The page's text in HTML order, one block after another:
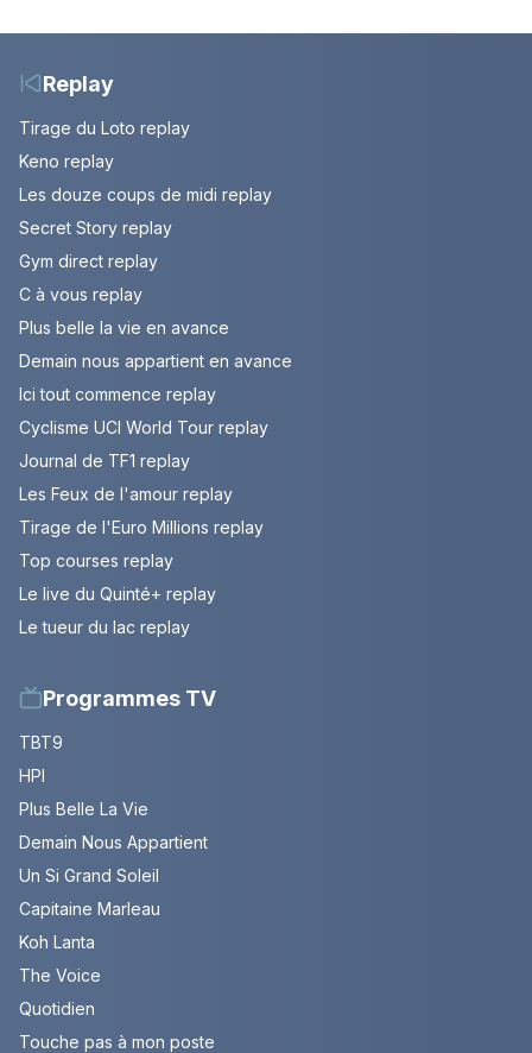
10 août 2026 (spoiler)
Replay
Tirage du Loto replay
Keno replay
Les douze coups de midi replay
Secret Story replay
Gym direct replay
C à vous replay
Plus belle la vie en avance
Demain nous appartient en avance
Ici tout commence replay
Cyclisme UCI World Tour replay
Journal de TF1 replay
Les Feux de l'amour replay
Tirage de l'Euro Millions replay
Top courses replay
Le live du Quinté+ replay
Le tueur du lac replay
Programmes TV
TBT9
HPI
Plus Belle La Vie
Demain Nous Appartient
Un Si Grand Soleil
Capitaine Marleau
Koh Lanta
The Voice
Quotidien
Touche pas à mon poste